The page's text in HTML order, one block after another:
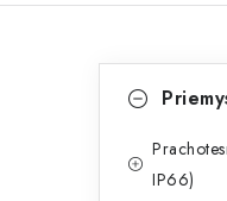
kategórie
IP66)